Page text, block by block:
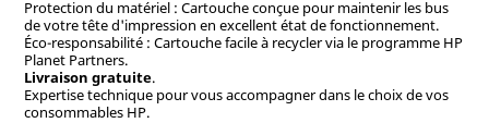
Protection du matériel : Cartouche conçue pour maintenir les bus
de votre tête d'impression en excellent état de fonctionnement.
Éco-responsabilité : Cartouche facile à recycler via le programme HP
Planet Partners.
Livraison gratuite.
Expertise technique pour vous accompagner dans le choix de vos
consommables HP.